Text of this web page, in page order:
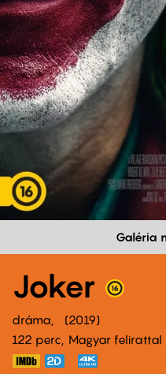
Galéria
Joker
dráma
2019
122 perc,
Magyar felirattal